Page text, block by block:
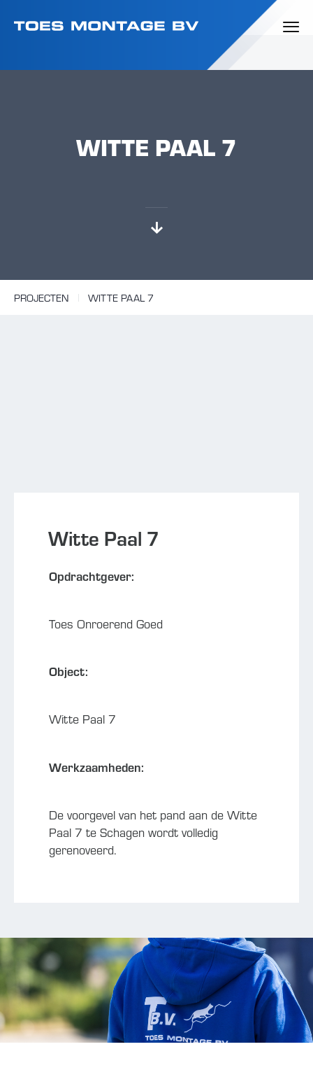
WITTE PAAL 7
PROJECTEN WITTE PAAL 7
Witte Paal 7
Opdrachtgever:
Toes Onroerend Goed
Object:
Witte Paal 7
Werkzaamheden:
De voorgevel van het pand aan de Witte
Paal 7 te Schagen wordt volledig
gerenoveerd.